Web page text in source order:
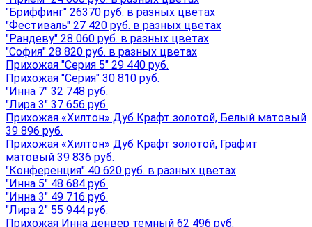
"Бриффинг" 26370 руб. в разных цветах
"Фестиваль" 27 420 руб. в разных цветах
"Рандеву" 28 060 руб. в разных цветах
"София" 28 820 руб. в разных цветах
Прихожая "Серия 5" 29 440 руб.
Прихожая "Серия" 30 810 руб.
"Инна 7" 32 748 руб.
"Лира 3" 37 656 руб.
Прихожая «Хилтон» Дуб Крафт золотой, Белый матовый
39 896 руб.
Прихожая «Хилтон» Дуб Крафт золотой, Графит
матовый 39 836 руб.
"Конференция" 40 620 руб. в разных цветах
"Инна 5" 48 684 руб.
"Инна 3" 49 716 руб.
"Лира 2" 55 944 руб.
Прихожая Инна денвер темный 62 496 руб.